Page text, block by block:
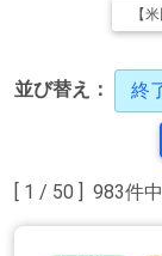
【
並び替え： 終
[ 1 / 50 ] 983件